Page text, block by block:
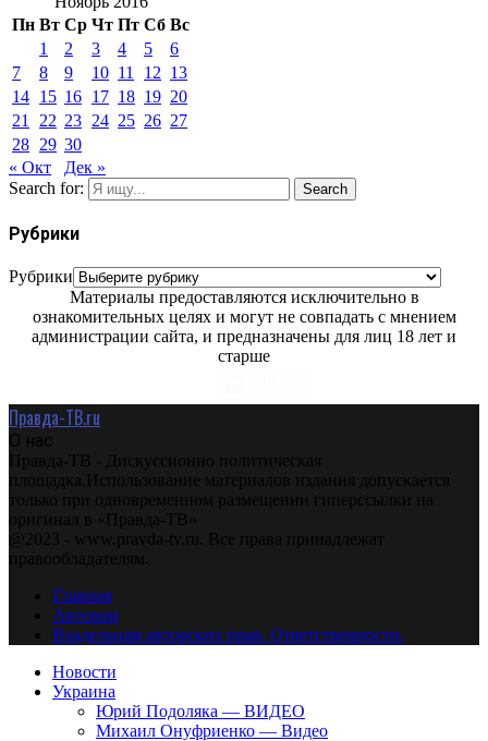
Пн Вт Ср Чт Пт Сб Вс
1
2 3 4 5
6
7
8 9 10 11 12 13
14 15 16 17 18 19 20
21
22 23 24 25 26 27
28 29 30
« Окт
Дек »
Search for:
Search
Рубрики
Рубрики
Материалы предоставляются исключительно в
ознакомительных целях и могут не совпадать с мнением
администрации сайта, и предназначены для лиц 18 лет и
старше
Правда-ТВ.ru
О нас
Правда-ТВ - Дискуссионно политическая
площадка.Использование материалов издания допускается
только при одновременном размещении гиперссылки на
оригинал в «Правда-ТВ»
@2023 - www.pravda-tv.ru. Все права принадлежат
правообладателям.
Главная
Авторам
Владельцам авторских прав. Ответственности.
Новости
Украина
Юрий Подоляка — ВИДЕО
Михаил Онуфриенко — Видео